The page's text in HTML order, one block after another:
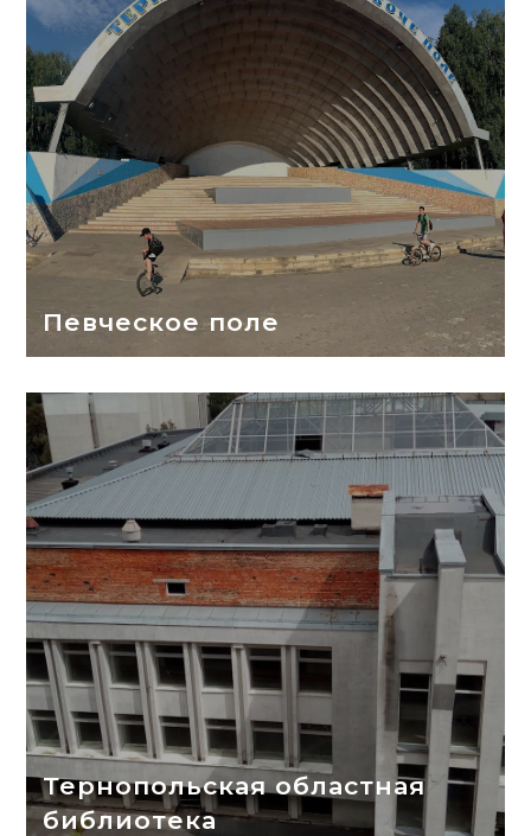
Певческое поле
Тернопольская областная
библиотека